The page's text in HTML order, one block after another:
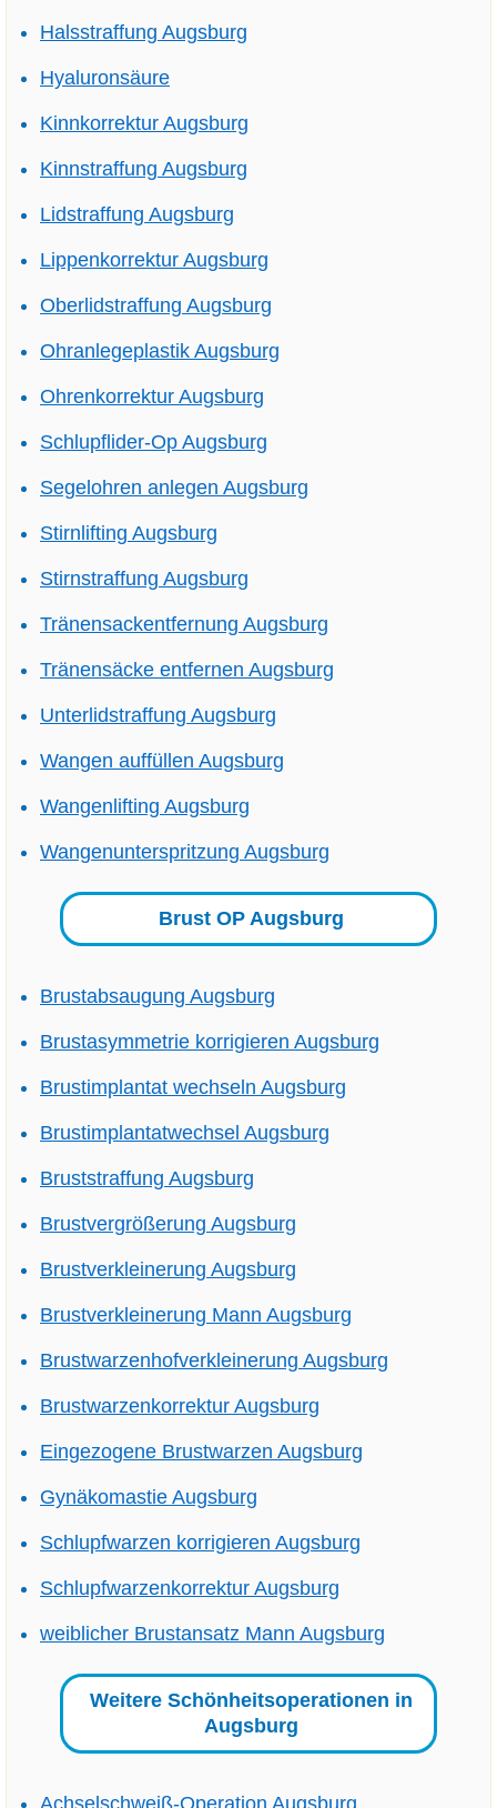
Halsstraffung Augsburg
Hyaluronsäure
Kinnkorrektur Augsburg
Kinnstraffung Augsburg
Lidstraffung Augsburg
Lippenkorrektur Augsburg
Oberlidstraffung Augsburg
Ohranlegeplastik Augsburg
Ohrenkorrektur Augsburg
Schlupflider-Op Augsburg
Segelohren anlegen Augsburg
Stirnlifting Augsburg
Stirnstraffung Augsburg
Tränensackentfernung Augsburg
Tränensäcke entfernen Augsburg
Unterlidstraffung Augsburg
Wangen auffüllen Augsburg
Wangenlifting Augsburg
Wangenunterspritzung Augsburg
Brust OP Augsburg
Brustabsaugung Augsburg
Brustasymmetrie korrigieren Augsburg
Brustimplantat wechseln Augsburg
Brustimplantatwechsel Augsburg
Bruststraffung Augsburg
Brustvergrößerung Augsburg
Brustverkleinerung Augsburg
Brustverkleinerung Mann Augsburg
Brustwarzenhofverkleinerung Augsburg
Brustwarzenkorrektur Augsburg
Eingezogene Brustwarzen Augsburg
Gynäkomastie Augsburg
Schlupfwarzen korrigieren Augsburg
Schlupfwarzenkorrektur Augsburg
weiblicher Brustansatz Mann Augsburg
Weitere Schönheitsoperationen in
Augsburg